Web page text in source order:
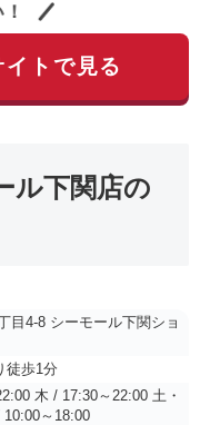
トで見る
ル下関店の
目4-8 シーモール下関ショ
徒歩1分
木 / 17:30～22:00 土・
～18:00